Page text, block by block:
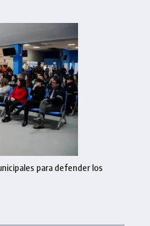
para defender los